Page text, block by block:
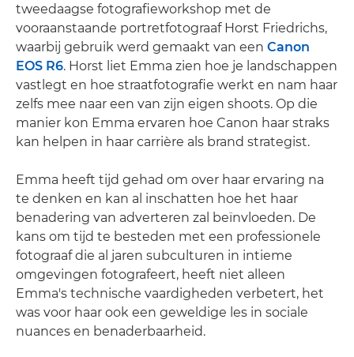
tweedaagse fotografieworkshop met de
vooraanstaande portretfotograaf Horst Friedrichs,
waarbij gebruik werd gemaakt van een Canon
EOS R6. Horst liet Emma zien hoe je landschappen
vastlegt en hoe straatfotografie werkt en nam haar
zelfs mee naar een van zijn eigen shoots. Op die
manier kon Emma ervaren hoe Canon haar straks
kan helpen in haar carrière als brand strategist.
Emma heeft tijd gehad om over haar ervaring na
te denken en kan al inschatten hoe het haar
benadering van adverteren zal beïnvloeden. De
kans om tijd te besteden met een professionele
fotograaf die al jaren subculturen in intieme
omgevingen fotografeert, heeft niet alleen
Emma's technische vaardigheden verbetert, het
was voor haar ook een geweldige les in sociale
nuances en benaderbaarheid.